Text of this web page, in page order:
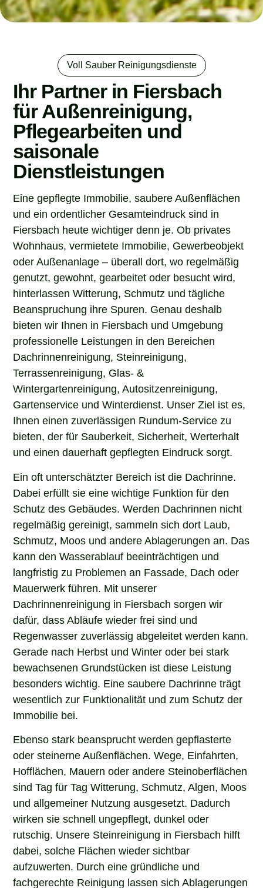
Voll Sauber Reinigungsdienste
Ihr Partner in Fiersbach
für Außenreinigung,
Pflegearbeiten und
saisonale
Dienstleistungen
Eine gepflegte Immobilie, saubere Außenflächen
und ein ordentlicher Gesamteindruck sind in
Fiersbach heute wichtiger denn je. Ob privates
Wohnhaus, vermietete Immobilie, Gewerbeobjekt
oder Außenanlage – überall dort, wo regelmäßig
genutzt, gewohnt, gearbeitet oder besucht wird,
hinterlassen Witterung, Schmutz und tägliche
Beanspruchung ihre Spuren. Genau deshalb
bieten wir Ihnen in Fiersbach und Umgebung
professionelle Leistungen in den Bereichen
Dachrinnenreinigung, Steinreinigung,
Terrassenreinigung, Glas- &
Wintergartenreinigung, Autositzenreinigung,
Gartenservice und Winterdienst. Unser Ziel ist es,
Ihnen einen zuverlässigen Rundum-Service zu
bieten, der für Sauberkeit, Sicherheit, Werterhalt
und einen dauerhaft gepflegten Eindruck sorgt.
Ein oft unterschätzter Bereich ist die Dachrinne.
Dabei erfüllt sie eine wichtige Funktion für den
Schutz des Gebäudes. Werden Dachrinnen nicht
regelmäßig gereinigt, sammeln sich dort Laub,
Schmutz, Moos und andere Ablagerungen an. Das
kann den Wasserablauf beeinträchtigen und
langfristig zu Problemen an Fassade, Dach oder
Mauerwerk führen. Mit unserer
Dachrinnenreinigung in Fiersbach sorgen wir
dafür, dass Abläufe wieder frei sind und
Regenwasser zuverlässig abgeleitet werden kann.
Gerade nach Herbst und Winter oder bei stark
bewachsenen Grundstücken ist diese Leistung
besonders wichtig. Eine saubere Dachrinne trägt
wesentlich zur Funktionalität und zum Schutz der
Immobilie bei.
Ebenso stark beansprucht werden gepflasterte
oder steinerne Außenflächen. Wege, Einfahrten,
Hofflächen, Mauern oder andere Steinoberflächen
sind Tag für Tag Witterung, Schmutz, Algen, Moos
und allgemeiner Nutzung ausgesetzt. Dadurch
wirken sie schnell ungepflegt, dunkel oder
rutschig. Unsere Steinreinigung in Fiersbach hilft
dabei, solche Flächen wieder sichtbar
aufzuwerten. Durch eine gründliche und
fachgerechte Reinigung lassen sich Ablagerungen